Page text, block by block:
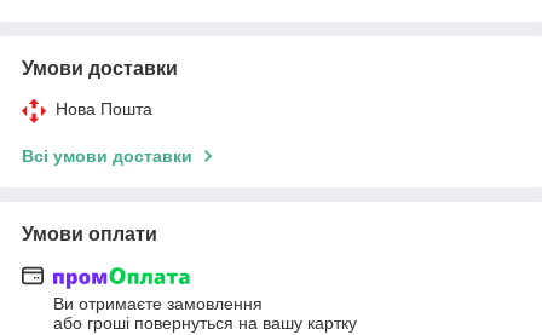
Умови доставки
Нова Пошта
Всі умови доставки
Умови оплати
Ви отримаєте замовлення
або гроші повернуться на вашу картку